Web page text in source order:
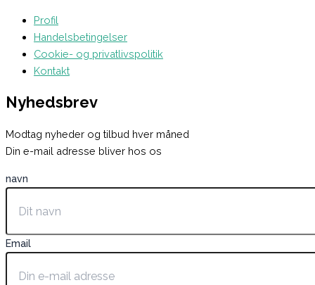
Profil
Handelsbetingelser
Cookie- og privatlivspolitik
Kontakt
Nyhedsbrev
Modtag nyheder og tilbud hver måned
Din e-mail adresse bliver hos os
navn
Email